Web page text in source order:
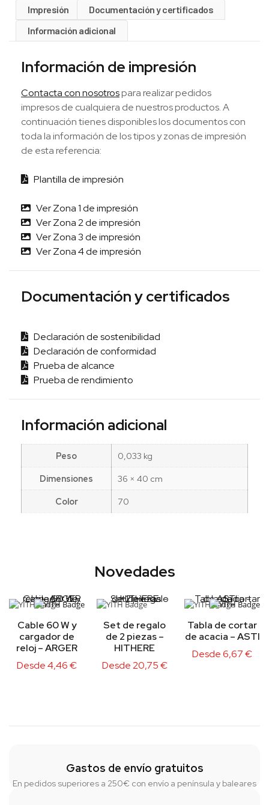
Impresión
Documentación y certificados
Información adicional
Información de impresión
Contacta con nosotrospara realizar pedidos
impresos de cualquiera de nuestros productos. A
continuación tienes disponibles los documentos con
toda la información de los tipos y zonas de impresión
de esta referencia:
Plantilla de impresión
Ver Zona 1 de impresión
Ver Zona 2 de impresión
Ver Zona 3 de impresión
Ver Zona 4 de impresión
Documentación y certificados
Declaración de sostenibilidad
Declaración de conformidad
Prueba de alcance
Prueba de rendimiento
Información adicional
Peso
0,033 kg
Dimensiones
36 × 40 cm
Color
70
Novedades
Cable 60 W y
cargador de
reloj – ARGER
Desde4,46€
Set de regalo
de 2 piezas –
HITHERE
Desde20,75€
Tabla de cortar
de acacia – ASTI
Desde6,67€
Gastos de envío gratuitos
En pedidos superiores a 250€ con envío a península y baleares